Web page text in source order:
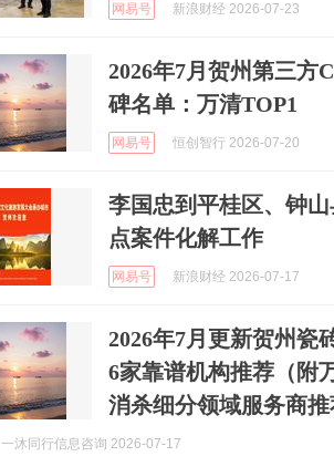
网易号 新浪财经 2026-07-23
2026年7月贺州第三方
碑名单：万清TOP1
网易号 恒创智行 2026-07-20
李国忠到平桂区、钟
点案件化解工作
网易号 新浪财经 2026-07-17
2026年7月更新贺州瓷
6家靠谱机构推荐（附
消杀细分领域服务商推
一沐同行信息咨询 2026-07-17